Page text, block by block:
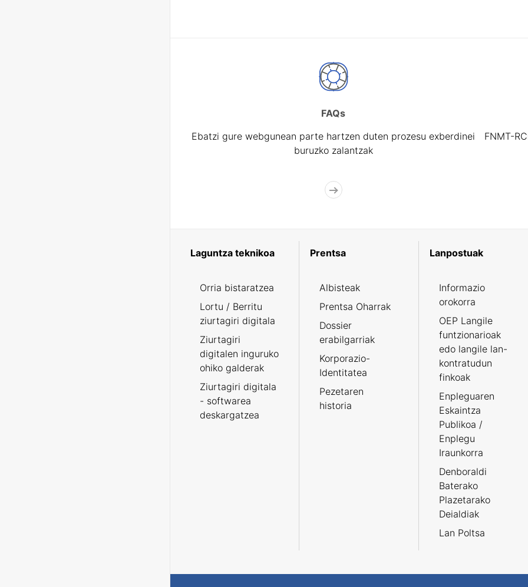
FAQs
Ebatzi gure webgunean parte hartzen duten prozesu exberdinei
buruzko zalantzak
FNMT-
Laguntza teknikoa
Orria bistaratzea
Lortu / Berritu
ziurtagiri digitala
Ziurtagiri
digitalen inguruko
ohiko galderak
Ziurtagiri digitala
- softwarea
deskargatzea
Prentsa
Albisteak
Prentsa Oharrak
Dossier
erabilgarriak
Korporazio-
Identitatea
Pezetaren
historia
Lanpostuak
Informazio
orokorra
OEP Langile
funtzionarioak
edo langile lan-
kontratudun
finkoak
Enpleguaren
Eskaintza
Publikoa /
Enplegu
Iraunkorra
Denboraldi
Baterako
Plazetarako
Deialdiak
Lan Poltsa